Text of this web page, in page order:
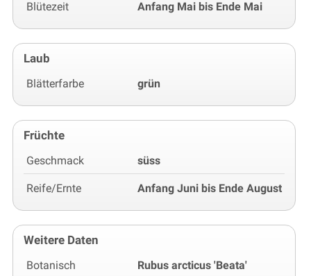
Blütezeit Anfang Mai bis Ende Mai
Laub
Blätterfarbe grün
Früchte
Geschmack süss
Reife/Ernte Anfang Juni bis Ende August
Weitere Daten
Botanisch Rubus arcticus 'Beata'